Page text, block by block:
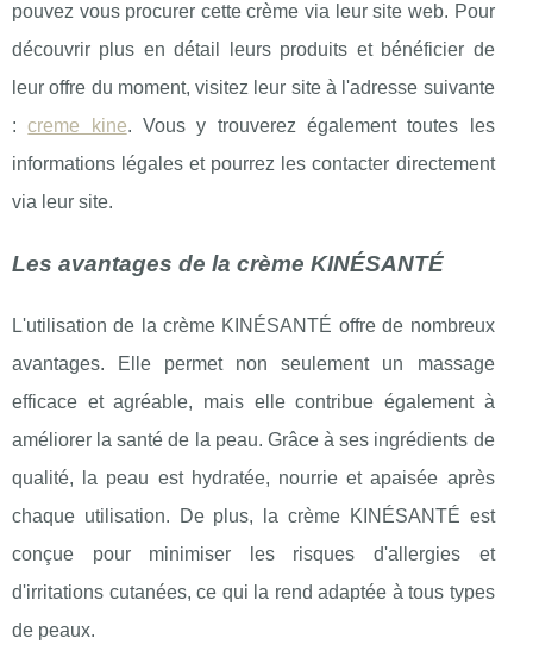
pouvez vous procurer cette crème via leur site web. Pour
découvrir plus en détail leurs produits et bénéficier de
leur offre du moment, visitez leur site à l'adresse suivante
:creme kine. Vous y trouverez également toutes les
informations légales et pourrez les contacter directement
via leur site.
Les avantages de la crème KINÉSANTÉ
L'utilisation de la crème KINÉSANTÉ offre de nombreux
avantages. Elle permet non seulement un massage
efficace et agréable, mais elle contribue également à
améliorer la santé de la peau. Grâce à ses ingrédients de
qualité, la peau est hydratée, nourrie et apaisée après
chaque utilisation. De plus, la crème KINÉSANTÉ est
conçue pour minimiser les risques d'allergies et
d'irritations cutanées, ce qui la rend adaptée à tous types
de peaux.